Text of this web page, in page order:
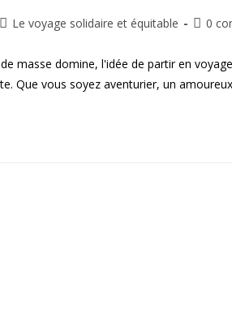
PostLe voyage solidaire et équitable 0
masse domine, l'idée de partir en
Que vous soyez aventurier, un